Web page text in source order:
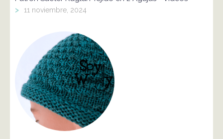
> 11 noviembre, 2024